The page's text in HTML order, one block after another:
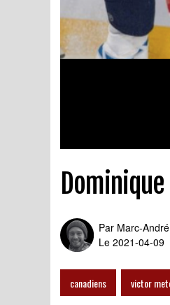
Par Marc-
Le 2021-04-09
canadiens victor